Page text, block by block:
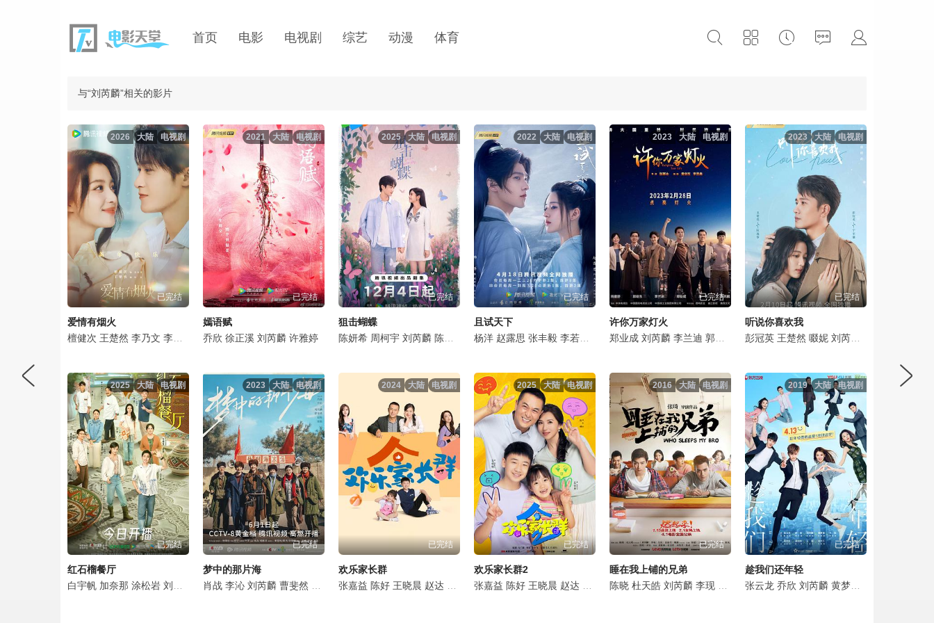
首页 电影 电视剧 综艺 动漫 体育
与“刘芮麟”相关的影片
电视剧
大陆
2026
已完结
爱情有烟火
檀健次 王楚然 李乃文 李欣泽 姜珮瑶 郑水晶 刘芮麟 杨童舒 叶晞月 邵伟桐
电视剧
大陆
2021
已完结
嫣语赋
乔欣 徐正溪 刘芮麟 许雅婷
电视剧
大陆
2025
已完结
狙击蝴蝶
陈妍希 周柯宇 刘芮麟 陈小纭 谢兴阳 程雅昭
电视剧
大陆
2022
已完结
且试天下
杨洋 赵露思 张丰毅 李若彤 宣璐 赖艺 贺开朗 刘芮麟 张天阳 张昊唯
电视剧
大陆
2023
已完结
许你万家灯火
郑业成 刘芮麟 李兰迪 郭晓东 海一天 杨童舒 安冬 宋奕星
电视剧
大陆
2023
已完结
听说你喜欢我
彭冠英 王楚然 啜妮 刘芮麟
电视剧
大陆
2025
已完结
红石榴餐厅
白宇帆 加奈那 涂松岩 刘芮麟 王和 高至霆 孔都孜扎依·塔西 阿丽玛 熊睿玲 阿布都克里木·阿不力孜 米热 江依昊 卡迪琳娜 丁勇岱 林永健 侯勇 郝平 李健 张晞临 钱波 尚大庆
电视剧
大陆
2023
已完结
梦中的那片海
肖战 李沁 刘芮麟 曹斐然 崔航 张龄心 鲁诺
电视剧
大陆
2024
已完结
欢乐家长群
张嘉益 陈好 王晓晨 赵达 刘芮麟 方青卓 凌孜 李传缨 张鹭 范静祎 卫然
电视剧
大陆
2025
已完结
欢乐家长群2
张嘉益 陈好 王晓晨 赵达 刘芮麟 凌孜 王宁 李传缨 张鹭 汪煜轩 卫诺谨 孙思程 殷晨曦 任麒光
电视剧
大陆
2016
已完结
睡在我上铺的兄弟
陈晓 杜天皓 刘芮麟 李现 蓝盈莹 姚蜜 王啸坤 蒋雪鸣
电视剧
大陆
2019
已完结
趁我们还年轻
张云龙 乔欣 刘芮麟 黄梦莹